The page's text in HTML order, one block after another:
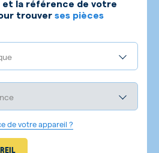
et la référence de votre
trouver ses pièces
de votre appareil ?